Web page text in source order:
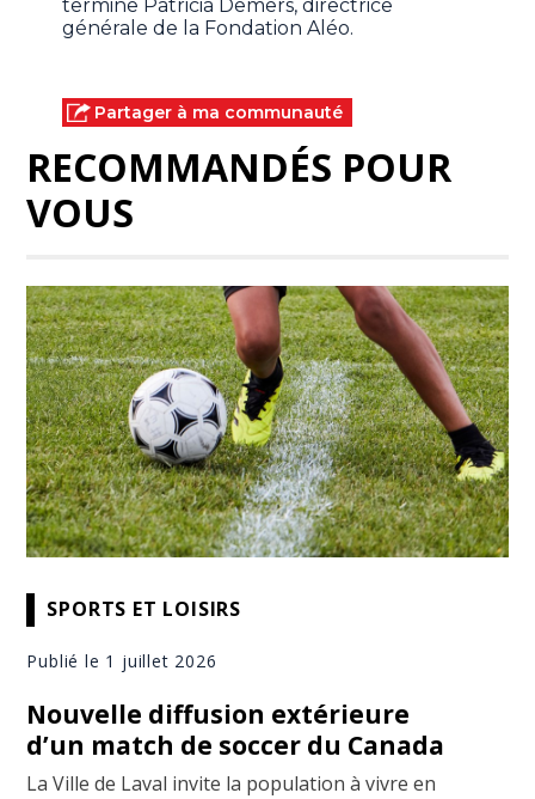
termine Patricia Demers, directrice
générale de la Fondation Aléo.
Partager à ma communauté
RECOMMANDÉS POUR
VOUS
SPORTS ET LOISIRS
Publié le 1 juillet 2026
Nouvelle diffusion extérieure
d’un match de soccer du Canada
La Ville de Laval invite la population à vivre en